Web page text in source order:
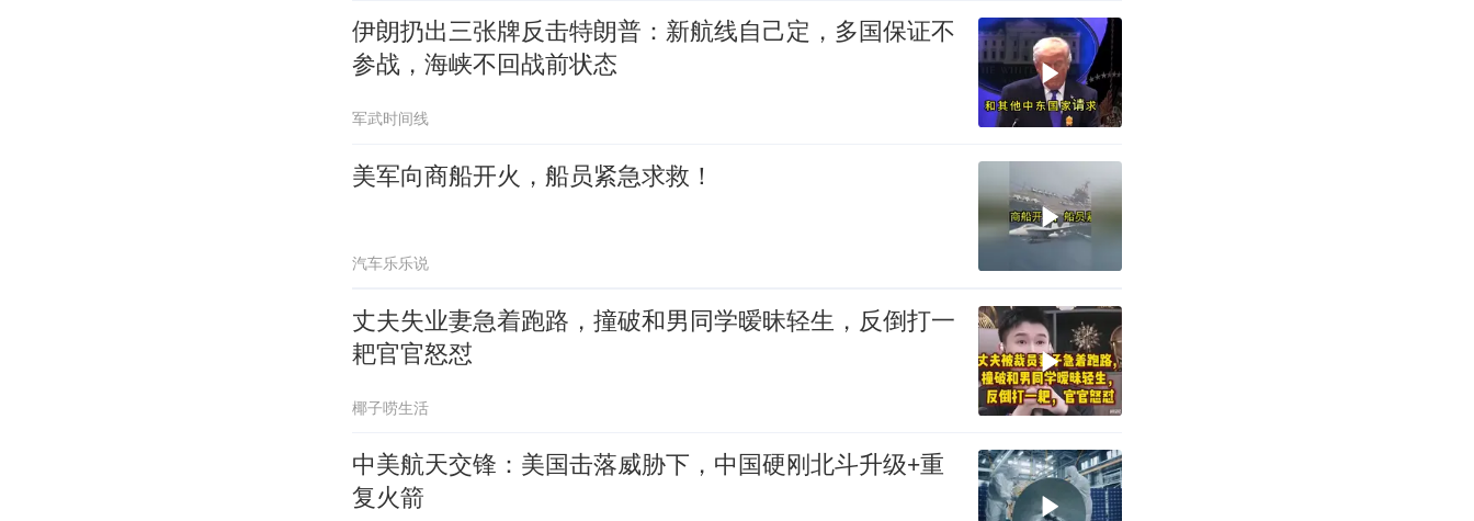
伊朗扔出三张牌反击特朗普：新航线自己定，多国保证不
参战，海峡不回战前状态
军武时间线
美军向商船开火，船员紧急求救！
汽车乐乐说
丈夫失业妻急着跑路，撞破和男同学暧昧轻生，反倒打一
耙官官怒怼
椰子唠生活
中美航天交锋：美国击落威胁下，中国硬刚北斗升级+重
复火箭